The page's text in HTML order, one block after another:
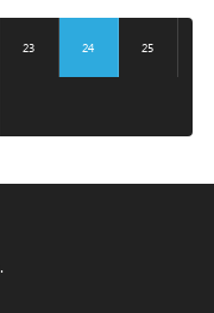
23 24 25
.